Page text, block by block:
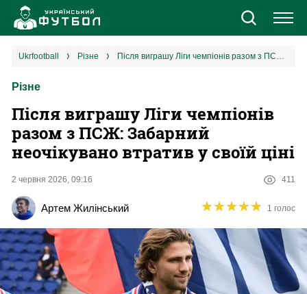
Новини
Єврокубки
УПЛ
2 ліга
Різне
ukrfootball різне Після виграшу Ліги чемпіонів разом з ПСЖ: Забарний неочікувано втратив у своїй ціні
Різне
Після виграшу Ліги чемпіонів
разом з ПСЖ: Забарний
неочікувано втратив у своїй ціні
2 червня 2026, 09:16 411
Артем Жилінський ★★★★★
★★★★★ 1 голос